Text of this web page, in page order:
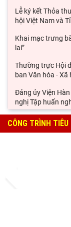
Lễ ký kết Thỏa
hội Việt Nam và
Khai mạc trưng
lai”
Thường trực Hội
ban Văn hóa - Xã
Đảng ủy Viện
nghị Tập huấn
Viện Sử học tham
CÔNG TRÌNH TIÊU